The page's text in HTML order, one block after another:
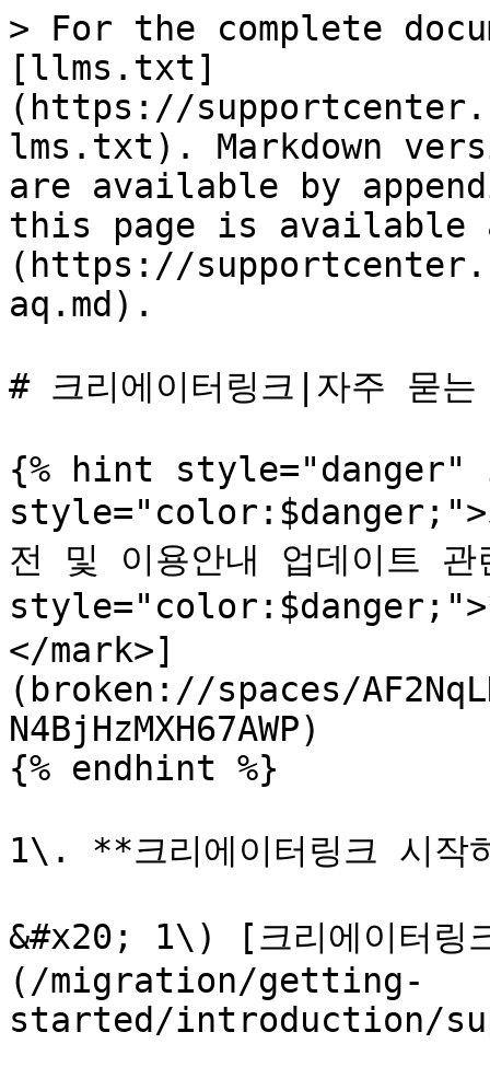
> For the complete
[llms.txt]
(https://
lms.txt). Markdown
are available by
this page is available
(https://
aq.md).
# 크리에이터링크∣자주 묻
{% hint
style="color:$danger;">
전 및 이용안내 업데이트
</mark>]
(broken://spaces/
N4BjHzMXH67AWP)
{% endhint %}
1\. **크리에이터링크 시작
&#x20; 1\) [크리에이터링
(/migration/getting-
started/introduction/